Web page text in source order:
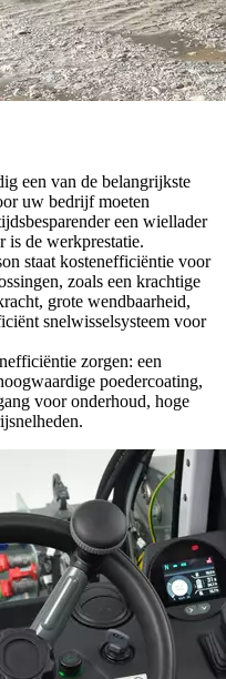
een van de belangrijkste
uw bedrijf moeten
een wiellader
is de werkprestatie.
staat kostenefficiëntie voor
zoals een krachtige
grote wendbaarheid,
snelwisselsysteem voor
zorgen: een
poedercoating,
voor onderhoud, hoge